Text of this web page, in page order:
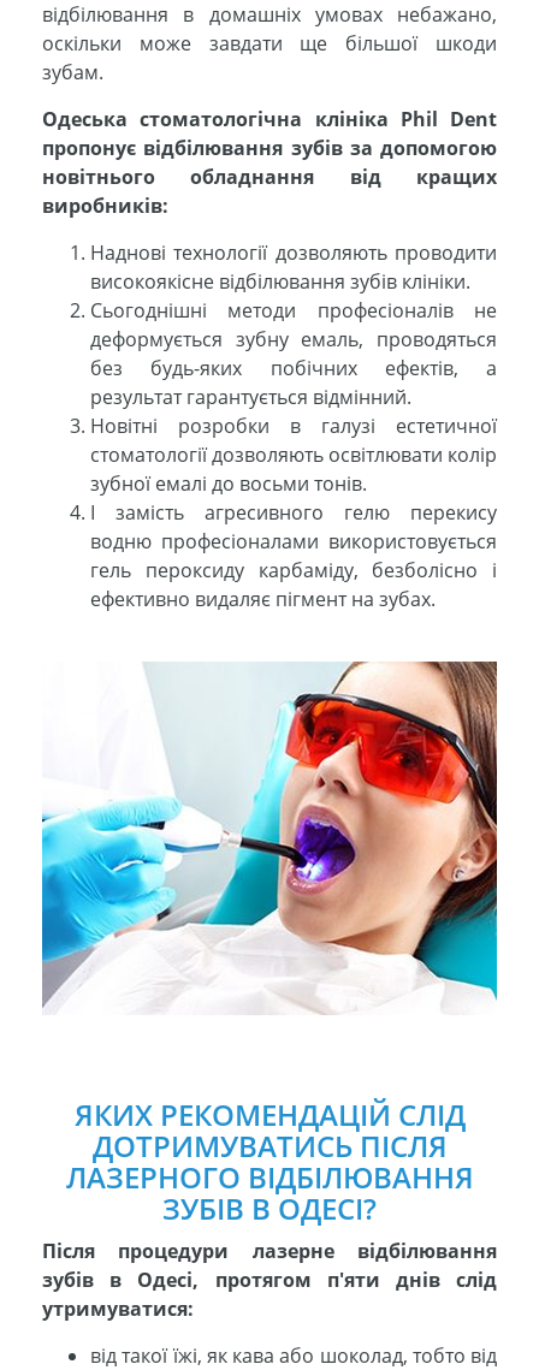
відбілювання в домашніх умовах небажано,
оскільки може завдати ще більшої шкоди
зубам.
Одеська стоматологічна клініка Phil Dent
пропонує відбілювання зубів за допомогою
новітнього обладнання від кращих
виробників:
Наднові технології дозволяють проводити
високоякісне відбілювання зубів клініки.
Сьогоднішні методи професіоналів не
деформується зубну емаль, проводяться
без будь-яких побічних ефектів, а
результат гарантується відмінний.
Новітні розробки в галузі естетичної
стоматології дозволяють освітлювати колір
зубної емалі до восьми тонів.
І замість агресивного гелю перекису
водню професіоналами використовується
гель пероксиду карбаміду, безболісно і
ефективно видаляє пігмент на зубах.
ЯКИХ РЕКОМЕНДАЦІЙ СЛІД
ДОТРИМУВАТИСЬ ПІСЛЯ
ЛАЗЕРНОГО ВІДБІЛЮВАННЯ
ЗУБІВ В ОДЕСІ?
Після процедури лазерне відбілювання
зубів в Одесі, протягом п'яти днів слід
утримуватися:
від такої їжі, як кава або шоколад, тобто від